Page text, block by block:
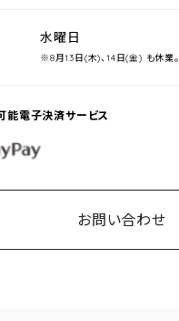
水曜日
※8月13日(木)、14日(金) も休業。
能電子決済サービス
お問い合わせ